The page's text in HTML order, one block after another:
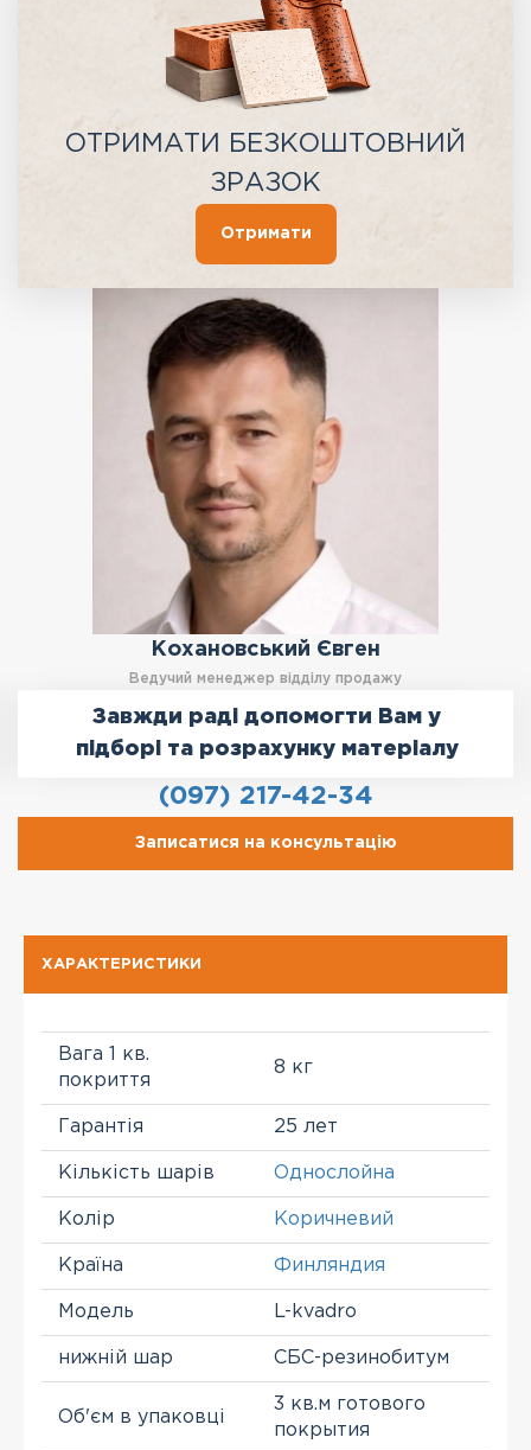
ОТРИМАТИ БЕЗКОШТОВНИЙ
ЗРАЗОК
Отримати
Кохановський Євген
Ведучий менеджер відділу продажу
Завжди раді допомогти Вам у
підборі та розрахунку матеріалу
(097) 217-42-34
Записатися на консультацію
ХАРАКТЕРИСТИКИ
Вага 1 кв.
покриття
8 кг
Гарантія 25 лет
Кількість шарів Однослойна
Колір Коричневий
Країна Финляндия
Модель L-kvadro
нижній шар СБС-резинобитум
Об'єм в упаковці
3 кв.м готового
покрытия